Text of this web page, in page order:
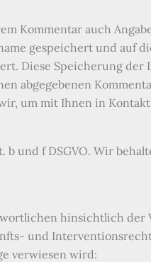
Kommentar auch
gespeichert und auf
Diese Speicherung der
abgegebenen
um mit Ihnen in
und f DSGVO. Wir
hinsichtlich der
und
verwiesen wird: